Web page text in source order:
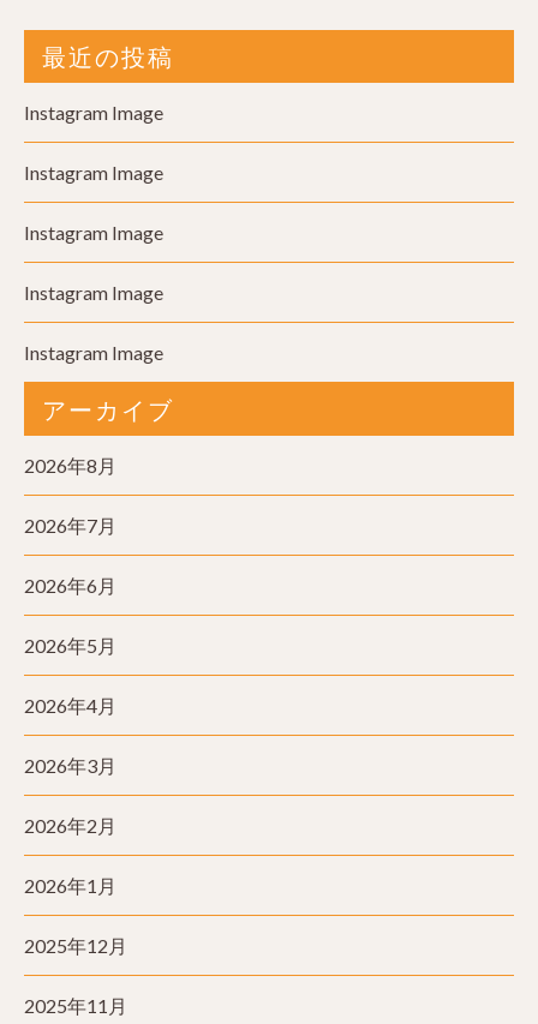
最近の投稿
Instagram Image
Instagram Image
Instagram Image
Instagram Image
Instagram Image
アーカイブ
2026年8月
2026年7月
2026年6月
2026年5月
2026年4月
2026年3月
2026年2月
2026年1月
2025年12月
2025年11月